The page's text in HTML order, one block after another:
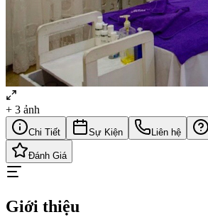
+ 3 ảnh
Chi Tiết Sự Kiện Liên hệ
Đánh Giá
Giới thiệu